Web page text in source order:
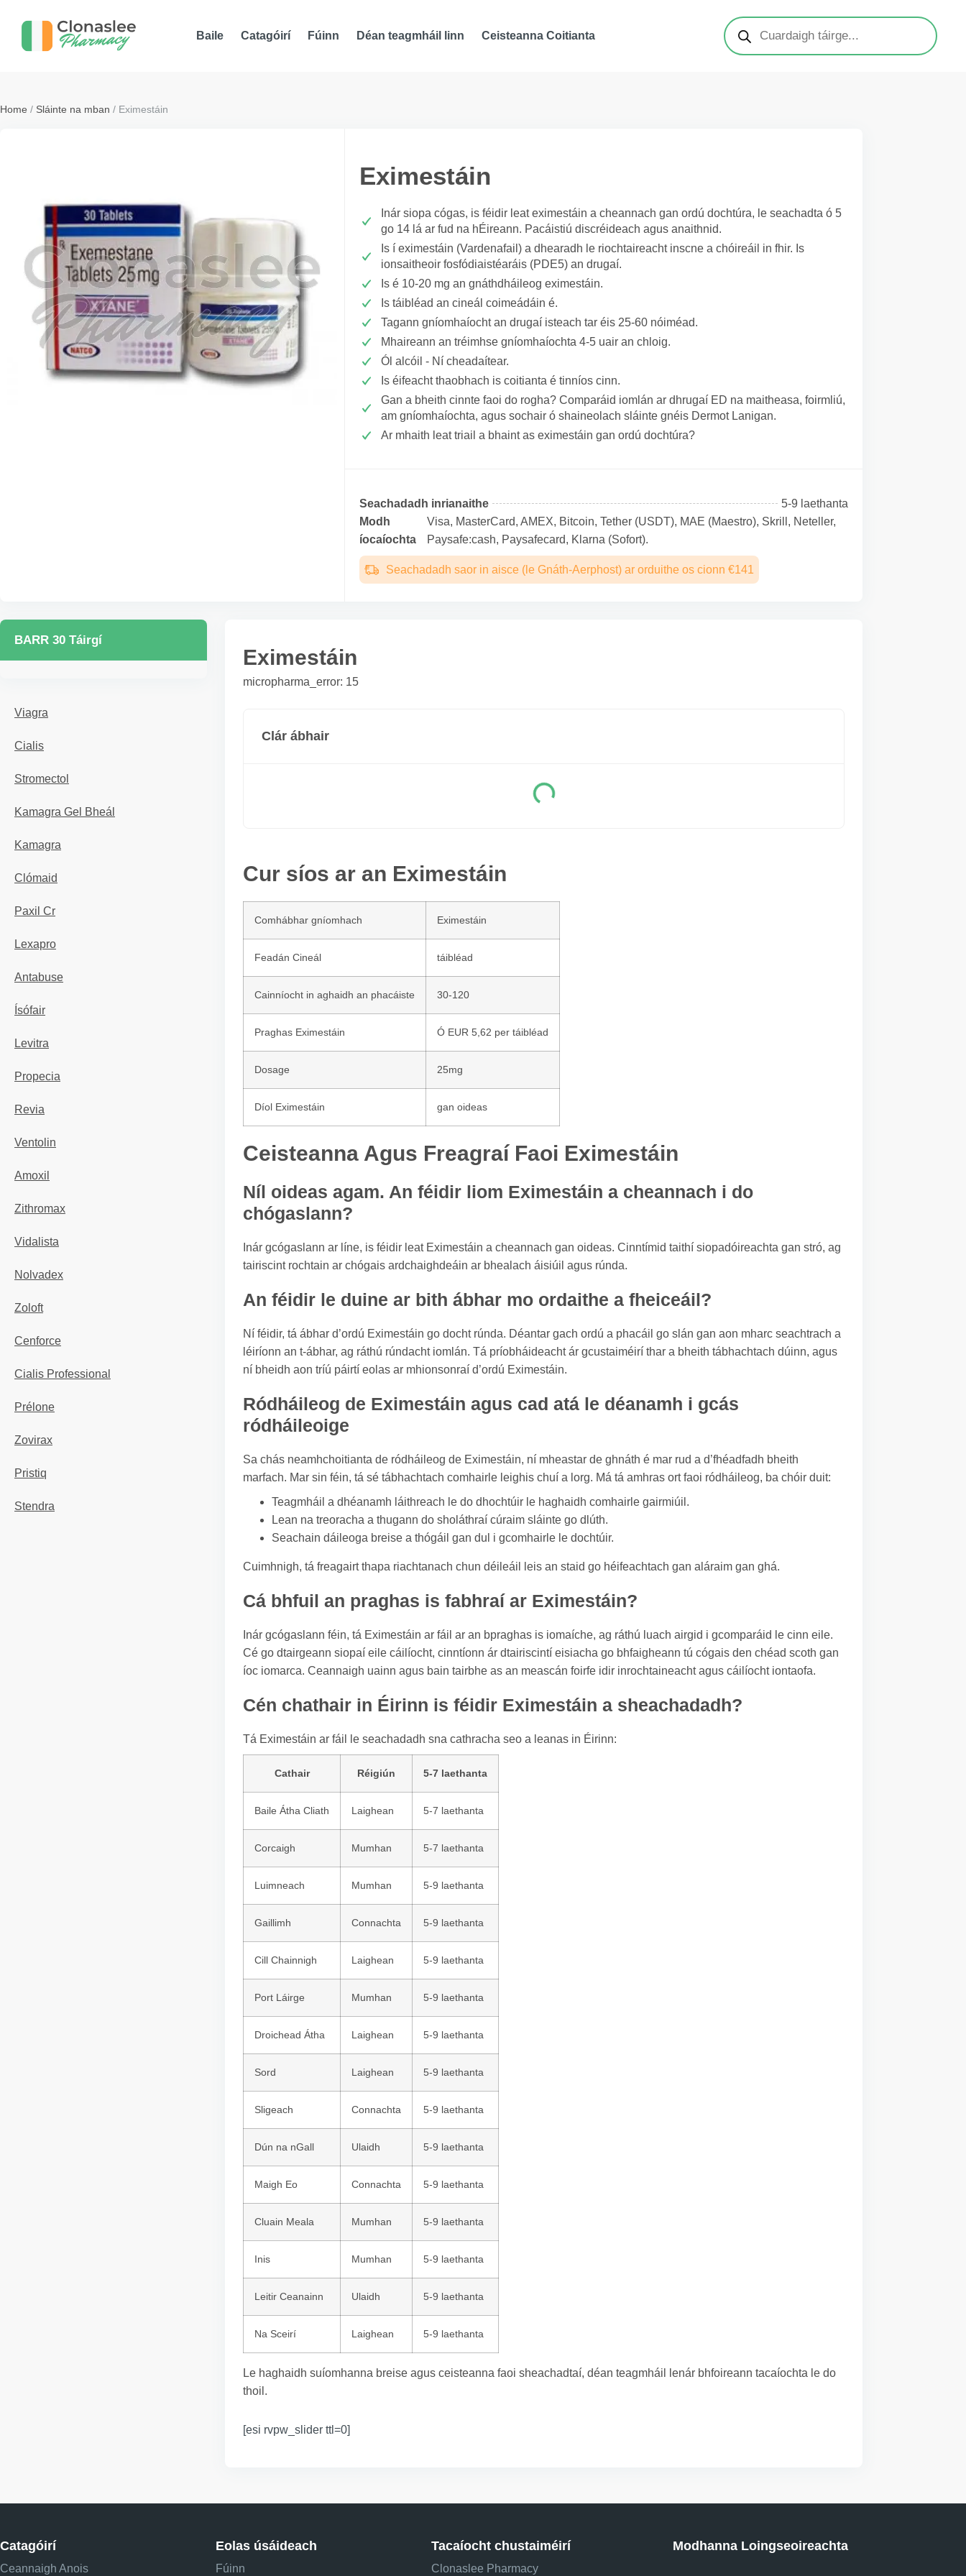
Baile Catagóirí Fúinn Déan teagmháil linn Ceisteanna Coitianta
Home / Sláinte na mban / Eximestáin
Eximestáin
Inár siopa cógas, is féidir leat eximestáin a cheannach gan ordú dochtúra, le seachadta ó 5
go 14 lá ar fud na hÉireann. Pacáistiú discréideach agus anaithnid.
Is í eximestáin (Vardenafail) a dhearadh le riochtaireacht inscne a chóireáil in fhir. Is
ionsaitheoir fosfódiaistéaráis (PDE5) an drugaí.
Is é 10-20 mg an gnáthdháileog eximestáin.
Is táibléad an cineál coimeádáin é.
Tagann gníomhaíocht an drugaí isteach tar éis 25-60 nóiméad.
Mhaireann an tréimhse gníomhaíochta 4-5 uair an chloig.
Ól alcóil - Ní cheadaítear.
Is éifeacht thaobhach is coitianta é tinníos cinn.
Gan a bheith cinnte faoi do rogha? Comparáid iomlán ar dhrugaí ED na maitheasa, foirmliú,
am gníomhaíochta, agus sochair ó shaineolach sláinte gnéis Dermot Lanigan.
Ar mhaith leat triail a bhaint as eximestáin gan ordú dochtúra?
Seachadadh inrianaithe
5-9 laethanta
Modh
íocaíochta
Visa, MasterCard, AMEX, Bitcoin, Tether (USDТ), MAE (Maestro), Skrill, Neteller,
Paysafe:cash, Paysafecard, Klarna (Sofort).
Seachadadh saor in aisce (le Gnáth-Aerphost) ar orduithe os cionn €141
BARR 30 Táirgí
Viagra
Cialis
Stromectol
Kamagra Gel Bheál
Kamagra
Clómaid
Paxil Cr
Lexapro
Antabuse
Ísófair
Levitra
Propecia
Revia
Ventolin
Amoxil
Zithromax
Vidalista
Nolvadex
Zoloft
Cenforce
Cialis Professional
Prélone
Zovirax
Pristiq
Stendra
Eximestáin
micropharma_error: 15
Clár ábhair
Cur síos ar an Eximestáin
Comhábhar gníomhach Eximestáin
Feadán Cineál táibléad
Cainníocht in aghaidh an phacáiste 30-120
Praghas Eximestáin Ó EUR 5,62 per táibléad
Dosage 25mg
Díol Eximestáin gan oideas
Ceisteanna Agus Freagraí Faoi Eximestáin
Níl oideas agam. An féidir liom Eximestáin a cheannach i do
chógaslann?
Inár gcógaslann ar líne, is féidir leat Eximestáin a cheannach gan oideas. Cinntímid taithí siopadóireachta gan stró, ag
tairiscint rochtain ar chógais ardchaighdeáin ar bhealach áisiúil agus rúnda.
An féidir le duine ar bith ábhar mo ordaithe a fheiceáil?
Ní féidir, tá ábhar d’ordú Eximestáin go docht rúnda. Déantar gach ordú a phacáil go slán gan aon mharc seachtrach a
léiríonn an t-ábhar, ag ráthú rúndacht iomlán. Tá príobháideacht ár gcustaiméirí thar a bheith tábhachtach dúinn, agus
ní bheidh aon tríú páirtí eolas ar mhionsonraí d’ordú Eximestáin.
Ródháileog de Eximestáin agus cad atá le déanamh i gcás
ródháileoige
Sa chás neamhchoitianta de ródháileog de Eximestáin, ní mheastar de ghnáth é mar rud a d’fhéadfadh bheith
marfach. Mar sin féin, tá sé tábhachtach comhairle leighis chuí a lorg. Má tá amhras ort faoi ródháileog, ba chóir duit:
Teagmháil a dhéanamh láithreach le do dhochtúir le haghaidh comhairle gairmiúil.
Lean na treoracha a thugann do sholáthraí cúraim sláinte go dlúth.
Seachain dáileoga breise a thógáil gan dul i gcomhairle le dochtúir.
Cuimhnigh, tá freagairt thapa riachtanach chun déileáil leis an staid go héifeachtach gan aláraim gan ghá.
Cá bhfuil an praghas is fabhraí ar Eximestáin?
Inár gcógaslann féin, tá Eximestáin ar fáil ar an bpraghas is iomaíche, ag ráthú luach airgid i gcomparáid le cinn eile.
Cé go dtairgeann siopaí eile cáilíocht, cinntíonn ár dtairiscintí eisiacha go bhfaigheann tú cógais den chéad scoth gan
íoc iomarca. Ceannaigh uainn agus bain tairbhe as an meascán foirfe idir inrochtaineacht agus cáilíocht iontaofa.
Cén chathair in Éirinn is féidir Eximestáin a sheachadadh?
Tá Eximestáin ar fáil le seachadadh sna cathracha seo a leanas in Éirinn:
Cathair Réigiún 5-7 laethanta
Baile Átha Cliath Laighean 5-7 laethanta
Corcaigh Mumhan 5-7 laethanta
Luimneach Mumhan 5-9 laethanta
Gaillimh Connachta 5-9 laethanta
Cill Chainnigh Laighean 5-9 laethanta
Port Láirge Mumhan 5-9 laethanta
Droichead Átha Laighean 5-9 laethanta
Sord Laighean 5-9 laethanta
Sligeach Connachta 5-9 laethanta
Dún na nGall Ulaidh 5-9 laethanta
Maigh Eo Connachta 5-9 laethanta
Cluain Meala Mumhan 5-9 laethanta
Inis Mumhan 5-9 laethanta
Leitir Ceanainn Ulaidh 5-9 laethanta
Na Sceirí Laighean 5-9 laethanta
Le haghaidh suíomhanna breise agus ceisteanna faoi sheachadtaí, déan teagmháil lenár bhfoireann tacaíochta le do
thoil.
[esi rvpw_slider ttl=0]
Catagóirí
Ceannaigh Anois
Eolas úsáideach
Fúinn
Tacaíocht chustaiméirí
Clonaslee Pharmacy
Modhanna Loingseoireachta